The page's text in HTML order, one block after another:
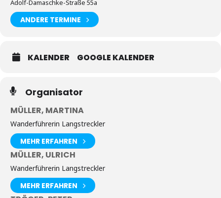
Adolf-Damaschke-Straße 55a
ANDERE TERMINE
KALENDER GOOGLE KALENDER
Organisator
MÜLLER, MARTINA
Wanderführerin Langstreckler
MEHR ERFAHREN
MÜLLER, ULRICH
Wanderführerin Langstreckler
MEHR ERFAHREN